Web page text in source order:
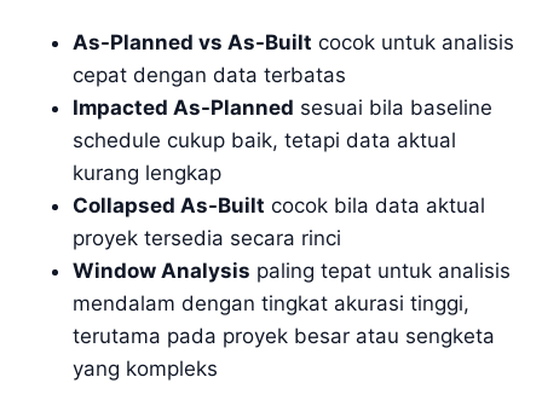
As-Planned vs As-Built cocok untuk analisis
cepat dengan data terbatas
Impacted As-Planned sesuai bila baseline
schedule cukup baik, tetapi data aktual
kurang lengkap
Collapsed As-Built cocok bila data aktual
proyek tersedia secara rinci
Window Analysis paling tepat untuk analisis
mendalam dengan tingkat akurasi tinggi,
terutama pada proyek besar atau sengketa
yang kompleks